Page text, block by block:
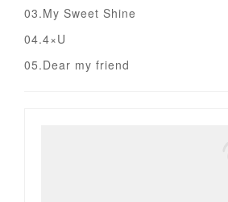
03.My Sweet Shine
04.4×U
05.Dear my friend